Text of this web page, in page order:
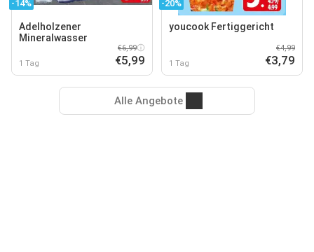
-14%
Adelholzener
Mineralwasser
1 Tag
€6,99
€5,99
-20%
youcook Fertiggericht
1 Tag
€4,99
€3,79
Alle Angebote